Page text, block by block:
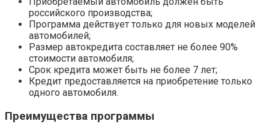
российского производства;
Программа действует только для новых моделей
автомобилей;
Размер автокредита составляет не более 90%
стоимости автомобиля;
Срок кредита может быть не более 7 лет;
Кредит предоставляется на приобретение только
одного автомобиля.
Преимущества программы